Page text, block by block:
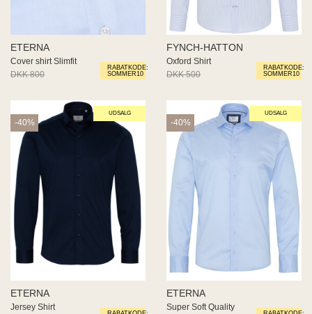
RABATKODE:
SOMMER10
ETERNA
Cover shirt Slimfit
DKK 800
DKK 480
RABATKODE:
SOMMER10
FYNCH-HATTON
Oxford Shirt
DKK 500
DKK 300
UDSALG
-40%
ETERNA
Jersey Shirt
UDSALG
-40%
ETERNA
Super Soft Quality